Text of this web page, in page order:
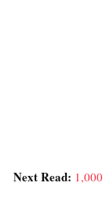
Next Read: